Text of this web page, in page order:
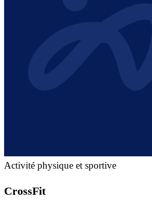
Activité physique et sportive
CrossFit